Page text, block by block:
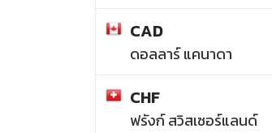
CAD
ดอลลาร์ แคนาดา
CHF
ฟรังก์ สวิสเซอร์แลนด์